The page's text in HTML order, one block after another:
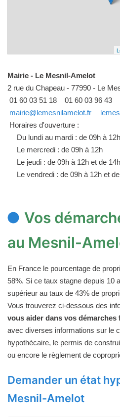
Mairie - Le Mesnil-Amelot
2 rue du Chapeau - 77990 - Le
01 60 03 51 18
01 60 03 96 43
mairie@lemesnilamelot.fr
Horaires d'ouverture :
Du lundi au mardi : de 09h à
Le mercredi : de 09h à 12h
Le jeudi : de 09h à 12h et de
Le vendredi : de 09h à 12h et
Vos
au Mesnil-
En France le pourcentage de
58%. Si ce taux stagne depuis 10
supérieur au taux de 43% de
Vous trouverez ci-dessous des
vous aider dans vos démarches
avec diverses informations sur le
hypothécaire, le permis de
ou encore le règlement de
Demander un état
Mesnil-Amelot